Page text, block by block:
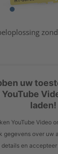
uw
YouTube
laden!
YouTube Video
gegevens over uw
details en